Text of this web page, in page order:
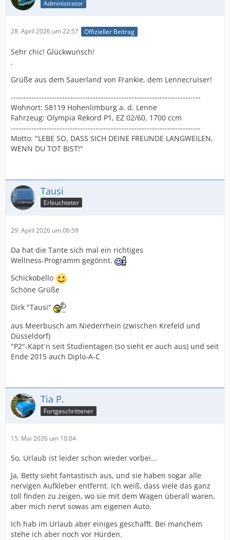
Administrator
28. April 2026 um 22:57 Offizieller Beitrag
Sehr chic! Glückwunsch!
.
Grüße aus dem Sauerland von Frankie, dem Lennecruiser!
--------------------------------------------------------------------------
Wohnort: 58119 Hohenlimburg a. d. Lenne
Fahrzeug: Olympia Rekord P1, EZ 02/60, 1700 ccm
--------------------------------------------------------------------------
Motto: "LEBE SO, DASS SICH DEINE FREUNDE LANGWEILEN,
WENN DU TOT BIST!"
Tausi
Erleuchteter
29. April 2026 um 06:59
Da hat die Tante sich mal ein richtiges
Wellness-Programm gegönnt.
Schickobello
Schöne Grüße
Dirk "Tausi"
aus Meerbusch am Niederrhein (zwischen Krefeld und
Düsseldorf)
"P2"-Käpt´n seit Studientagen (so sieht er auch aus) und seit
Ende 2015 auch Diplo-A-C
Tia P.
Fortgeschrittener
15. Mai 2026 um 10:04
So, Urlaub ist leider schon wieder vorbei...
Ja, Betty sieht fantastisch aus, und sie haben sogar alle
nervigen Aufkleber entfernt. Ich weiß, dass viele das ganz
toll finden zu zeigen, wo sie mit dem Wagen überall waren,
aber mich nervt sowas am eigenen Auto.
Ich hab im Urlaub aber einiges geschafft. Bei manchem
stehe ich aber noch vor Hürden.